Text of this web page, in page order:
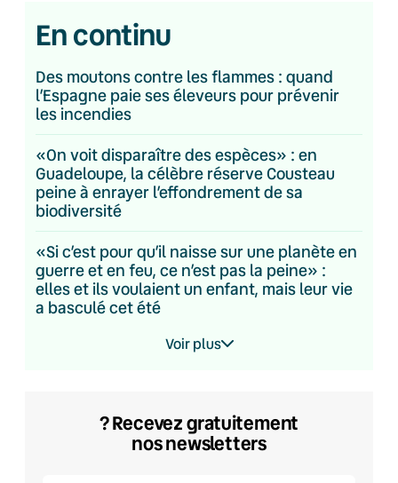
En continu
Des moutons contre les flammes : quand
l’Espagne paie ses éleveurs pour prévenir
les incendies
«On voit disparaître des espèces» : en
Guadeloupe, la célèbre réserve Cousteau
peine à enrayer l’effondrement de sa
biodiversité
«Si c’est pour qu’il naisse sur une planète en
guerre et en feu, ce n’est pas la peine» :
elles et ils voulaient un enfant, mais leur vie
a basculé cet été
Voir plus
? Recevez gratuitement
nos newsletters